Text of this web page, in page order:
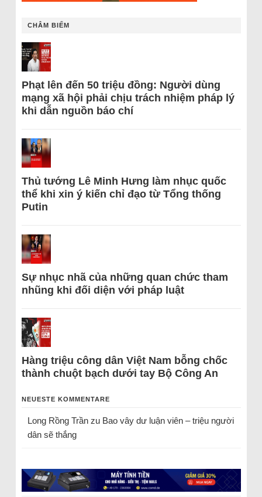
CHÂM BIẾM
Phạt lên đến 50 triệu đồng: Người dùng
mạng xã hội phải chịu trách nhiệm pháp lý
khi dẫn nguồn báo chí
Thủ tướng Lê Minh Hưng làm nhục quốc
thể khi xin ý kiến chỉ đạo từ Tổng thống
Putin
Sự nhục nhã của những quan chức tham
nhũng khi đối diện với pháp luật
Hàng triệu công dân Việt Nam bỗng chốc
thành chuột bạch dưới tay Bộ Công An
NEUESTE KOMMENTARE
Long Rồng Trầnzu Bao vây dư luận viên – triệu người
dân sẽ thắng